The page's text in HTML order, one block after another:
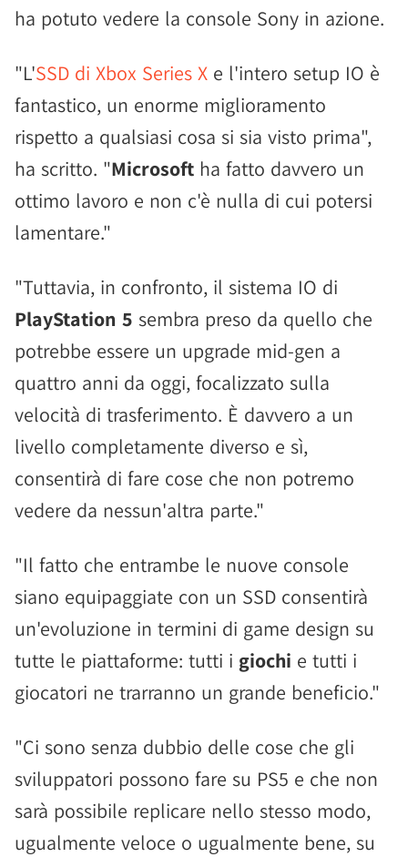
ha potuto vedere la console Sony in azione.
"L'SSD di Xbox Series X e l'intero setup IO è
fantastico, un enorme miglioramento
rispetto a qualsiasi cosa si sia visto prima",
ha scritto. "Microsoft ha fatto davvero un
ottimo lavoro e non c'è nulla di cui potersi
lamentare."
"Tuttavia, in confronto, il sistema IO di
PlayStation 5 sembra preso da quello che
potrebbe essere un upgrade mid-gen a
quattro anni da oggi, focalizzato sulla
velocità di trasferimento. È davvero a un
livello completamente diverso e sì,
consentirà di fare cose che non potremo
vedere da nessun'altra parte."
"Il fatto che entrambe le nuove console
siano equipaggiate con un SSD consentirà
un'evoluzione in termini di game design su
tutte le piattaforme: tutti i giochi e tutti i
giocatori ne trarranno un grande beneficio."
"Ci sono senza dubbio delle cose che gli
sviluppatori possono fare su PS5 e che non
sarà possibile replicare nello stesso modo,
ugualmente veloce o ugualmente bene, su